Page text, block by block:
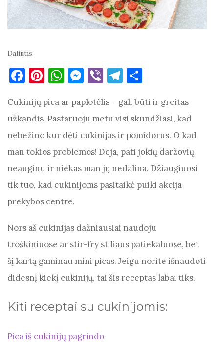
Dalintis:
F
c
e
b
o
o
k
Pi
er
es
t
W
at
s
A
p
p
M
se
n
g
er
Vi
er
T
e
gr
a
m
ar
e
Cukinijų pica ar paplotėlis – gali būti ir greitas
užkandis. Pastaruoju metu visi skundžiasi, kad
nebežino kur dėti cukinijas ir pomidorus. O kad
man tokios problemos! Deja, pati jokių daržovių
neauginu ir niekas man jų nedalina. Džiaugiuosi
tik tuo, kad cukinijoms pasitaikė puiki akcija
prekybos centre.
Nors aš cukinijas dažniausiai naudoju
troškiniuose ar stir-fry stiliaus patiekaluose, bet
šį kartą gaminau mini picas. Jeigu norite išnaudoti
didesnį kiekį cukinijų, tai šis receptas labai tiks.
Kiti receptai su cukinijomis:
Pica iš cukinijų pagrindo